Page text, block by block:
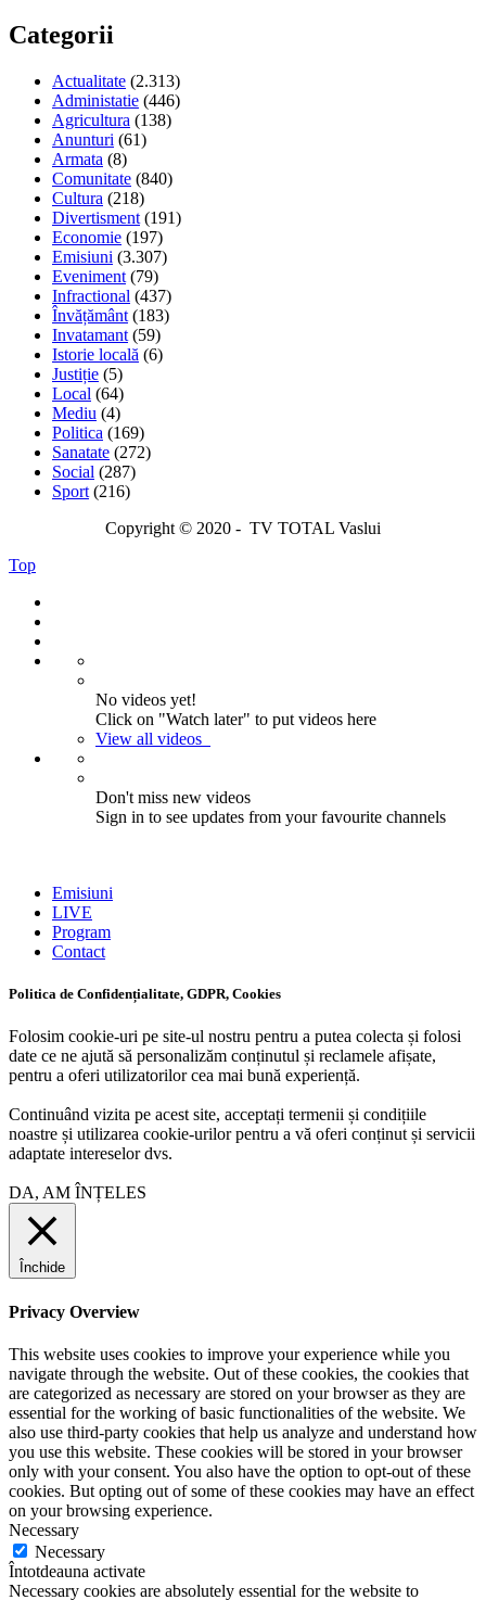
Categorii
Actualitate (2.313)
Administatie (446)
Agricultura (138)
Anunturi (61)
Armata (8)
Comunitate (840)
Cultura (218)
Divertisment (191)
Economie (197)
Emisiuni (3.307)
Eveniment (79)
Infractional (437)
Învățământ (183)
Invatamant (59)
Istorie locală (6)
Justiție (5)
Local (64)
Mediu (4)
Politica (169)
Sanatate (272)
Social (287)
Sport (216)
Copyright © 2020 - TV TOTAL Vaslui
Top
No videos yet!
Click on "Watch later" to put videos here
View all videos
Don't miss new videos
Sign in to see updates from your favourite channels
Emisiuni
LIVE
Program
Contact
Politica de Confidențialitate, GDPR, Cookies
Folosim cookie-uri pe site-ul nostru pentru a putea colecta și folosi
date ce ne ajută să personalizăm conținutul și reclamele afișate,
pentru a oferi utilizatorilor cea mai bună experiență.
Continuând vizita pe acest site, acceptați termenii și condițiile
noastre și utilizarea cookie-urilor pentru a vă oferi conținut și servicii
adaptate intereselor dvs.
DA, AM ÎNȚELES
Închide
Privacy Overview
This website uses cookies to improve your experience while you
navigate through the website. Out of these cookies, the cookies that
are categorized as necessary are stored on your browser as they are
essential for the working of basic functionalities of the website. We
also use third-party cookies that help us analyze and understand how
you use this website. These cookies will be stored in your browser
only with your consent. You also have the option to opt-out of these
cookies. But opting out of some of these cookies may have an effect
on your browsing experience.
Necessary
Necessary
Întotdeauna activate
Necessary cookies are absolutely essential for the website to